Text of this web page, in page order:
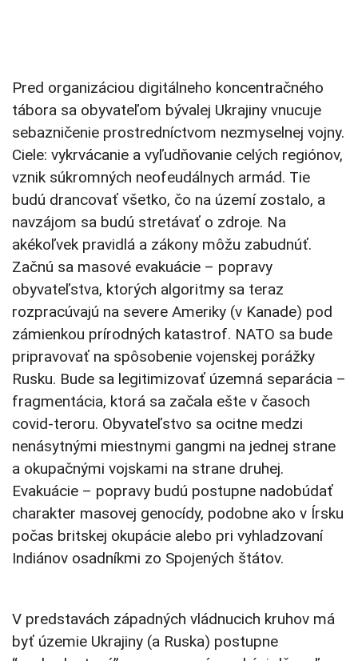
Pred organizáciou digitálneho koncentračného
tábora sa obyvateľom bývalej Ukrajiny vnucuje
sebazničenie prostredníctvom nezmyselnej vojny.
Ciele: vykrvácanie a vyľudňovanie celých regiónov,
vznik súkromných neofeudálnych armád. Tie
budú drancovať všetko, čo na území zostalo, a
navzájom sa budú stretávať o zdroje. Na
akékoľvek pravidlá a zákony môžu zabudnúť.
Začnú sa masové evakuácie – popravy
obyvateľstva, ktorých algoritmy sa teraz
rozpracúvajú na severe Ameriky (v Kanade) pod
zámienkou prírodných katastrof. NATO sa bude
pripravovať na spôsobenie vojenskej porážky
Rusku. Bude sa legitimizovať územná separácia –
fragmentácia, ktorá sa začala ešte v časoch
covid-teroru. Obyvateľstvo sa ocitne medzi
nenásytnými miestnymi gangmi na jednej strane
a okupačnými vojskami na strane druhej.
Evakuácie – popravy budú postupne nadobúdať
charakter masovej genocídy, podobne ako v Írsku
počas britskej okupácie alebo pri vyhladzovaní
Indiánov osadníkmi zo Spojených štátov.
V predstavách západných vládnucich kruhov má
byť územie Ukrajiny (a Ruska) postupne